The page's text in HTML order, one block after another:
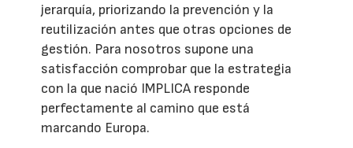
jerarquía, priorizando la prevención y la
reutilización antes que otras opciones de
gestión. Para nosotros supone una
satisfacción comprobar que la estrategia
con la que nació IMPLICA responde
perfectamente al camino que está
marcando Europa.